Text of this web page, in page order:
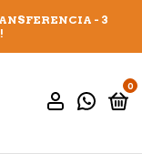
- 3
0